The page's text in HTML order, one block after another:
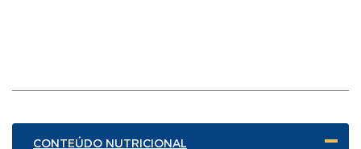
CONTEÚDO NUTRICIONAL